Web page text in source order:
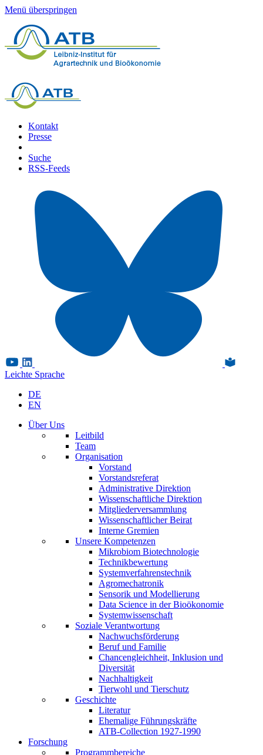
Menü überspringen
Kontakt
Presse
Suche
RSS-Feeds
Leichte Sprache
DE
EN
Über Uns
Leitbild
Team
Organisation
Vorstand
Vorstandsreferat
Administrative Direktion
Wissenschaftliche Direktion
Mitgliederversammlung
Wissenschaftlicher Beirat
Interne Gremien
Unsere Kompetenzen
Mikrobiom Biotechnologie
Technikbewertung
Systemverfahrenstechnik
Agromechatronik
Sensorik und Modellierung
Data Science in der Bioökonomie
Systemwissenschaft
Soziale Verantwortung
Nachwuchsförderung
Beruf und Familie
Chancengleichheit, Inklusion und
Diversität
Nachhaltigkeit
Tierwohl und Tierschutz
Geschichte
Literatur
Ehemalige Führungskräfte
ATB-Collection 1927-1990
Forschung
Programmbereiche